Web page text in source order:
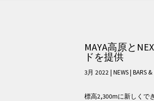
MAYA高原と
ドを提供
3月 2022 | NEWS| BARS &
標高2,300mに新しくで